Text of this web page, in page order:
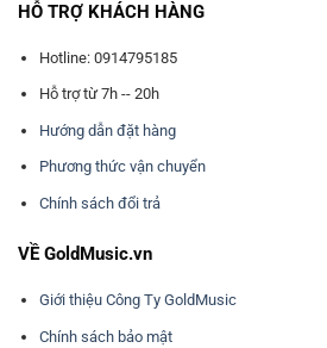
HỖ TRỢ KHÁCH HÀNG
Hotline: 0914795185
Hỗ trợ từ 7h -- 20h
Hướng dẫn đặt hàng
Phương thức vận chuyển
Chính sách đổi trả
VỀ GoldMusic.vn
Giới thiệu Công Ty GoldMusic
Chính sách bảo mật